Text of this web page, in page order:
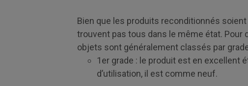
Bien que les produits reconditionnés
trouvent pas tous dans le même état. Pour
objets sont généralement classés par
1er grade : le produit est en excellent
d’utilisation, il est comme neuf.